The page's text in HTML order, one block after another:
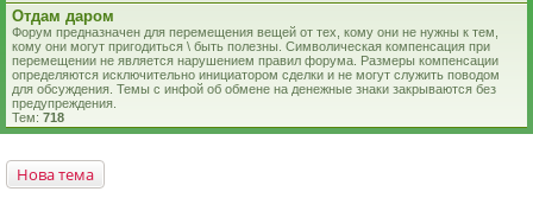
Отдам даром
Форум предназначен для перемещения вещей от тех, кому они не нужны к тем,
кому они могут пригодиться \ быть полезны. Символическая компенсация при
перемещении не является нарушением правил форума. Размеры компенсации
определяются исключительно инициатором сделки и не могут служить поводом
для обсуждения. Темы с инфой об обмене на денежные знаки закрываются без
предупреждения.
Тем: 718
Нова тема